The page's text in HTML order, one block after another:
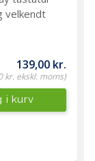
velkendt
139,00 kr.
kr. ekskl. moms)
i kurv